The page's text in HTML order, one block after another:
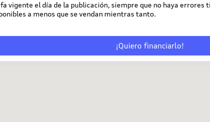
vigente el día de la publicación, siempre que no haya
a menos que se vendan mientras tanto.
¡Quiero financiarlo!